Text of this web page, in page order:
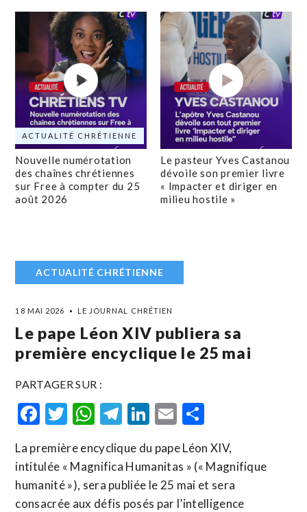
ACTUALITÉ CHRÉTIENNE
Nouvelle numérotation
des chaînes chrétiennes
sur Free à compter du 25
août 2026
Le pasteur Yves Castanou
dévoile son premier livre
« Impacter et diriger en
milieu hostile »
ACTUALITÉ CHRÉTIENNE
18 MAI 2026 LE JOURNAL CHRÉTIEN
Le pape Léon XIV publiera sa
première encyclique le 25 mai
PARTAGER SUR :
Facebook
Twitter
WhatsApp
Telegram
LinkedIn
Email
La première encyclique du pape Léon XIV,
intitulée « Magnifica Humanitas » (« Magnifique
humanité »), sera publiée le 25 mai et sera
consacrée aux défis posés par l’intelligence